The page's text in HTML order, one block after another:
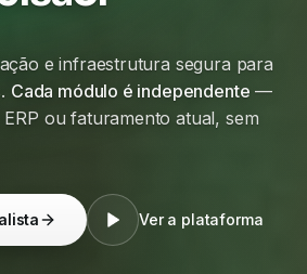
e infraestrutura segura para
Cada módulo é independente —
ou faturamento atual, sem
Ver a plataforma